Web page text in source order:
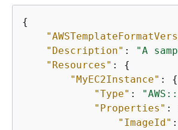
{
"Description" : "A
"Resources" : {
"MyEC2Instance" : {
"Type" :
"Properties" :
"ImageId" :